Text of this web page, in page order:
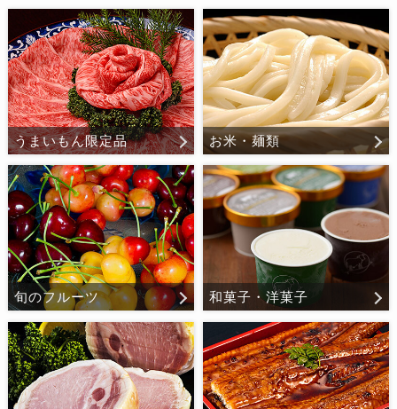
うまいもん限定品 お米・麺類
旬のフルーツ 和菓子・洋菓子